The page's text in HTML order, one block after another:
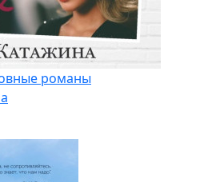
романы